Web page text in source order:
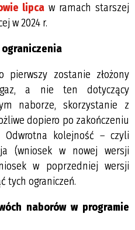
lipca w ramach starszej
w 2024 r.
ograniczenia
pierwszy zostanie złożony
a nie ten dotyczący
naborze, skorzystanie z
dopiero po zakończeniu
kolejność – czyli
(wniosek w nowej wersji
w poprzedniej wersji
tych ograniczeń.
naborów w programie